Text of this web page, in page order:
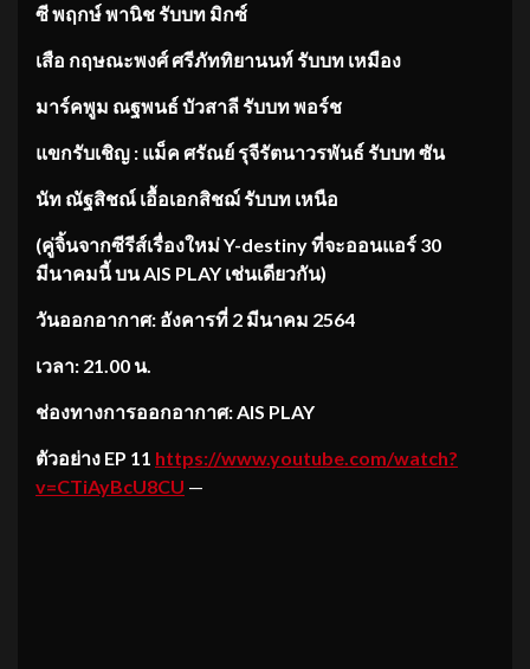
ซี พฤกษ์ พานิช รับบท มิกซ์
เสือ กฤษณะพงศ์ ศรีภัททิยานนท์ รับบท เหมือง
มาร์คพูม ณฐพนธ์ บัวสาลี รับบท พอร์ช
แขกรับเชิญ : แม็ค ศรัณย์ รุจีรัตนาวรพันธ์ รับบท ซัน
นัท ณัฐสิชณ์ เอื้อเอกสิชฌ์ รับบท เหนือ
(คู่จิ้นจากซีรีส์เรื่องใหม่Y-destiny ที่จะออนแอร์ 30
มีนาคมนี้ บน AIS PLAY เช่นเดียวกัน)
วันออกอากาศ: อังคารที่ 2 มีนาคม 2564
เวลา: 21.00 น.
ช่องทางการออกอากาศ: AIS PLAY
ตัวอย่าง EP 11 https://www.youtube.com/watch?
v=CTiAyBcU8CU —